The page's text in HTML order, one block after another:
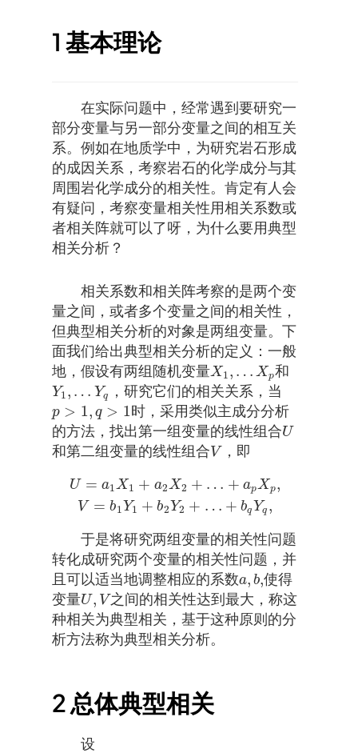
1 基本理论
在实际问题中，经常遇到要研究一
部分变量与另一部分变量之间的相互关
系。例如在地质学中，为研究岩石形成
的成因关系，考察岩石的化学成分与其
周围岩化学成分的相关性。肯定有人会
有疑问，考察变量相关性用相关系数或
者相关阵就可以了呀，为什么要用典型
相关分析？
相关系数和相关阵考察的是两个变
量之间，或者多个变量之间的相关性，
但典型相关分析的对象是两组变量。下
面我们给出典型相关分析的定义：一般
地，假设有两组随机变量X1, … Xp
X1 ,… Xp 和
Y1, … Yq
Y1, … Yq ，研究它们的相关关系，当
p > 1, q > 1
p>1 q> 1
时，采用类似主成分分析
的方法，找出第一组变量的线性组合U
U
和第二组变量的线性组合V
V ，即
U = a1X1 + a2X2 + … + apXp,
V = b1Y1 + b2Y2 + … + bq Yq ,
a1 X1 +a 2X 2+…+apXp V = b1 Y1+b2Y
于是将研究两组变量的相关性问题
转化成研究两个变量的相关性问题，并
且可以适当地调整相应的系数a, b,
a,b, 使得
变量U, V
U,V 之间的相关性达到最大，称这
种相关为典型相关，基于这种原则的分
析方法称为典型相关分析。
2总体典型相关
设